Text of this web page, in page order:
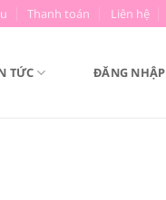
Thanh toán Liên hệ
TỨC ĐĂNG NHẬP